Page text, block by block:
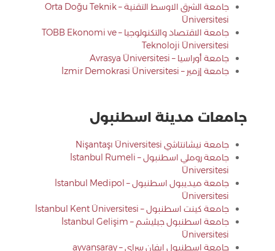
جامعة الشرق الاوسط التقنية – Orta Doğu Teknik
Üniversitesi
جامعة الاقتصاد والتكنولوجيا – TOBB Ekonomi ve
Teknoloji Üniversitesi
جامعة أوراسيا – Avrasya Üniversitesi
جامعة إزمير – İzmir Demokrasi Üniversitesi
جامعات مدينة اسطنبول
جامعة نيشانتاشي Nişantaşı Üniversitesi
جامعة روملي اسطنبول – İstanbul Rumeli
Üniversitesi
جامعة ميديبول اسطنبول – İstanbul Medipol
Üniversitesi
جامعة كينت اسطنبول – İstanbul Kent Üniversitesi
جامعة اسطنبول جيليشم – İstanbul Gelişim
Üniversitesi
جامعة اسطنبول ايفان سراي – ayvansaray